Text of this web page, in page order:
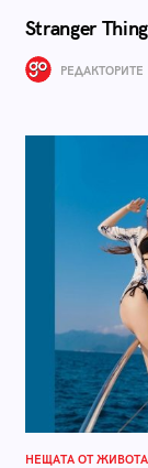
Stranger
РЕДАКТОРИТЕ
НЕЩАТА ОТ ЖИВОТА